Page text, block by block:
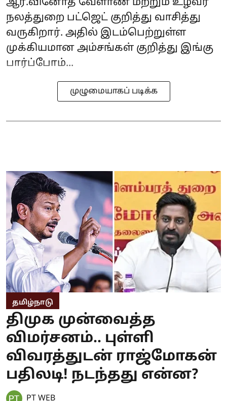
ஆர்.வினோத் வேளாண் மற்றும் உழவர்
நலத்துறை பட்ஜெட் குறித்து வாசித்து
வருகிறார். அதில் இடம்பெற்றுள்ள
முக்கியமான அம்சங்கள் குறித்து இங்கு
பார்ப்போம்...
முழுமையாகப் படிக்க
தமிழ்நாடு
திமுக முன்வைத்த
விமர்சனம்.. புள்ளி
விவரத்துடன் ராஜ்மோகன்
பதிலடி! நடந்தது என்ன?
PT WEB